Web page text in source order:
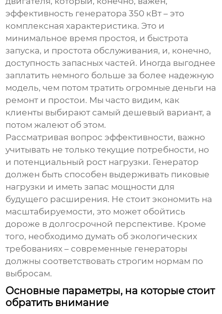
эффективность генератора350 кВт – это
комплексная характеристика. Это и
минимальное время простоя, и быстрота
запуска, и простота обслуживания, и, конечно,
доступность запасных частей. Иногда выгоднее
заплатить немного больше за более надежную
модель, чем потом тратить огромные деньги на
ремонт и простои. Мы часто видим, как
клиенты выбирают самый дешевый вариант, а
потом жалеют об этом.
Рассматривая вопрос эффективности, важно
учитывать не только текущие потребности, но
и потенциальный рост нагрузки. Генератор
должен быть способен выдерживать пиковые
нагрузки и иметь запас мощности для
будущего расширения. Не стоит экономить на
масштабируемости, это может обойтись
дороже в долгосрочной перспективе. Кроме
того, необходимо думать об экологических
требованиях – современные генераторы
должны соответствовать строгим нормам по
выбросам.
Основные параметры, на которые стоит
обратить внимание